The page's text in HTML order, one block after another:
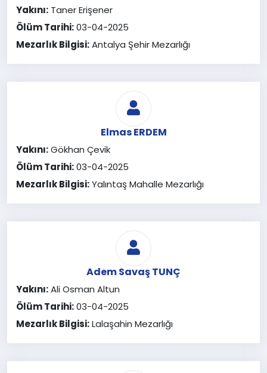
Yakını: Taner Erişener
Ölüm Tarihi:03-04-2025
Mezarlık Bilgisi:Antalya Şehir Mezarlığı
Elmas ERDEM
Yakını:Gökhan Çevik
Ölüm Tarihi:03-04-2025
Mezarlık Bilgisi:Yalıntaş Mahalle Mezarlığı
Adem Savaş TUNÇ
Yakını:Ali Osman Altun
Ölüm Tarihi:03-04-2025
Mezarlık Bilgisi:Lalaşahin Mezarlığı